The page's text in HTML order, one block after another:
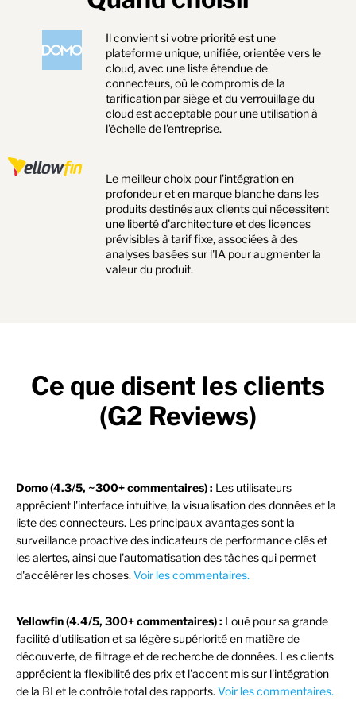
Il convient si votre priorité est une
plateforme unique, unifiée, orientée vers le
cloud, avec une liste étendue de
connecteurs, où le compromis de la
tarification par siège et du verrouillage du
cloud est acceptable pour une utilisation à
l'échelle de l'entreprise.
Le meilleur choix pour l'intégration en
profondeur et en marque blanche dans les
produits destinés aux clients qui nécessitent
une liberté d'architecture et des licences
prévisibles à tarif fixe, associées à des
analyses basées sur l'IA pour augmenter la
valeur du produit.
Ce que disent les clients
(G2 Reviews)
Domo (4.3/5, ~300+ commentaires) : Les utilisateurs
apprécient l'interface intuitive, la visualisation des données et la
liste des connecteurs. Les principaux avantages sont la
surveillance proactive des indicateurs de performance clés et
les alertes, ainsi que l'automatisation des tâches qui permet
d'accélérer les choses. Voir les commentaires.
Yellowfin (4.4/5, 300+ commentaires) : Loué pour sa grande
facilité d'utilisation et sa légère supériorité en matière de
découverte, de filtrage et de recherche de données. Les clients
apprécient la flexibilité des prix et l'accent mis sur l'intégration
de la BI et le contrôle total des rapports. Voir les commentaires.